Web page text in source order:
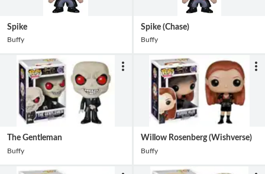
Spike
Buffy
Spike (Chase)
Buffy
The Gentleman
Buffy
Willow Rosenberg (Wishverse)
Buffy